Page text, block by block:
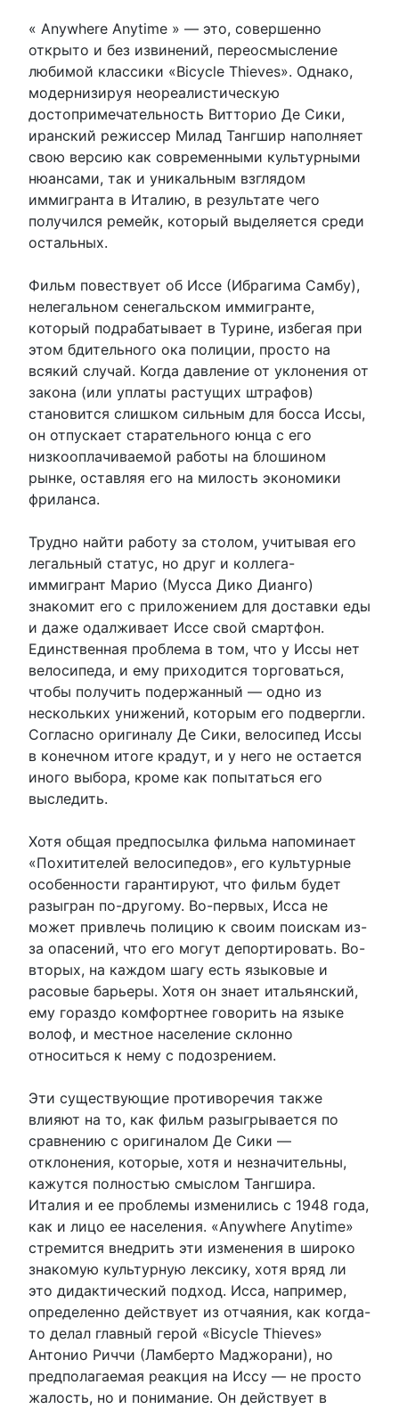
« Anywhere Anytime » — это, совершенно
открыто и без извинений, переосмысление
любимой классики «Bicycle Thieves». Однако,
модернизируя неореалистическую
достопримечательность Витторио Де Сики,
иранский режиссер Милад Тангшир наполняет
свою версию как современными культурными
нюансами, так и уникальным взглядом
иммигранта в Италию, в результате чего
получился ремейк, который выделяется среди
остальных.
Фильм повествует об Иссе (Ибрагима Самбу),
нелегальном сенегальском иммигранте,
который подрабатывает в Турине, избегая при
этом бдительного ока полиции, просто на
всякий случай. Когда давление от уклонения от
закона (или уплаты растущих штрафов)
становится слишком сильным для босса Иссы,
он отпускает старательного юнца с его
низкооплачиваемой работы на блошином
рынке, оставляя его на милость экономики
фриланса.
Трудно найти работу за столом, учитывая его
легальный статус, но друг и коллега-
иммигрант Марио (Мусса Дико Дианго)
знакомит его с приложением для доставки еды
и даже одалживает Иссе свой смартфон.
Единственная проблема в том, что у Иссы нет
велосипеда, и ему приходится торговаться,
чтобы получить подержанный — одно из
нескольких унижений, которым его подвергли.
Согласно оригиналу Де Сики, велосипед Иссы
в конечном итоге крадут, и у него не остается
иного выбора, кроме как попытаться его
выследить.
Хотя общая предпосылка фильма напоминает
«Похитителей велосипедов», его культурные
особенности гарантируют, что фильм будет
разыгран по-другому. Во-первых, Исса не
может привлечь полицию к своим поискам из-
за опасений, что его могут депортировать. Во-
вторых, на каждом шагу есть языковые и
расовые барьеры. Хотя он знает итальянский,
ему гораздо комфортнее говорить на языке
волоф, и местное население склонно
относиться к нему с подозрением.
Эти существующие противоречия также
влияют на то, как фильм разыгрывается по
сравнению с оригиналом Де Сики —
отклонения, которые, хотя и незначительны,
кажутся полностью смыслом Тангшира.
Италия и ее проблемы изменились с 1948 года,
как и лицо ее населения. «Anywhere Anytime»
стремится внедрить эти изменения в широко
знакомую культурную лексику, хотя вряд ли
это дидактический подход. Исса, например,
определенно действует из отчаяния, как когда-
то делал главный герой «Bicycle Thieves»
Антонио Риччи (Ламберто Маджорани), но
предполагаемая реакция на Иссу — не просто
жалость, но и понимание. Он действует в